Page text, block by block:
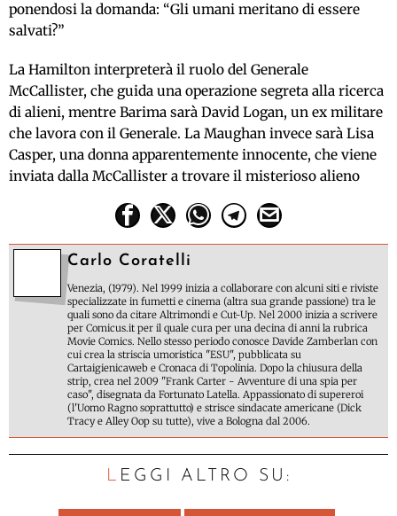
ponendosi la domanda: “Gli umani meritano di essere
salvati?”
La Hamilton interpreterà il ruolo del Generale
McCallister, che guida una operazione segreta alla ricerca
di alieni, mentre Barima sarà David Logan, un ex militare
che lavora con il Generale. La Maughan invece sarà Lisa
Casper, una donna apparentemente innocente, che viene
inviata dalla McCallister a trovare il misterioso alieno
Carlo Coratelli
Venezia, (1979). Nel 1999 inizia a collaborare con alcuni siti e riviste
specializzate in fumetti e cinema (altra sua grande passione) tra le
quali sono da citare Altrimondi e Cut-Up. Nel 2000 inizia a scrivere
per Comicus.it per il quale cura per una decina di anni la rubrica
Movie Comics. Nello stesso periodo conosce Davide Zamberlan con
cui crea la striscia umoristica "ESU", pubblicata su
Cartaigienicaweb e Cronaca di Topolinia. Dopo la chiusura della
strip, crea nel 2009 "Frank Carter - Avventure di una spia per
caso", disegnata da Fortunato Latella. Appassionato di supereroi
(l'Uomo Ragno soprattutto) e strisce sindacate americane (Dick
Tracy e Alley Oop su tutte), vive a Bologna dal 2006.
LEGGI ALTRO SU: